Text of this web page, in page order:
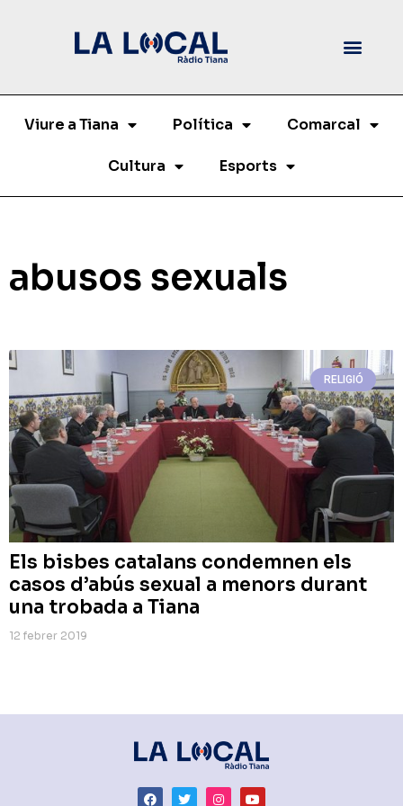
Viure a Tiana Política Comarcal
Cultura Esports
abusos sexuals
RELIGIÓ
Els bisbes catalans condemnen els
casos d’abús sexual a menors durant
una trobada a Tiana
12 febrer 2019